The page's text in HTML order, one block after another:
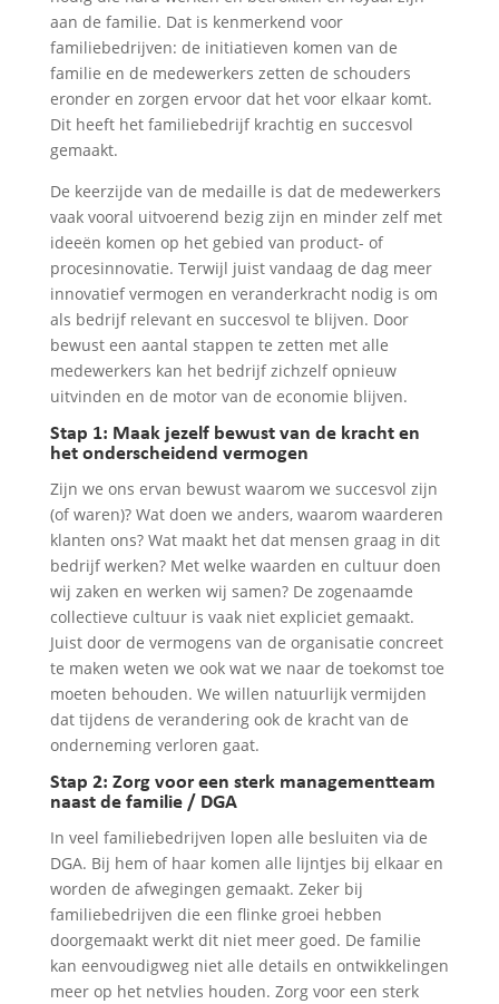
aan de familie. Dat is kenmerkend voor
familiebedrijven: de initiatieven komen van de
familie en de medewerkers zetten de schouders
eronder en zorgen ervoor dat het voor elkaar komt.
Dit heeft het familiebedrijf krachtig en succesvol
gemaakt.
De keerzijde van de medaille is dat de medewerkers
vaak vooral uitvoerend bezig zijn en minder zelf met
ideeën komen op het gebied van product- of
procesinnovatie. Terwijl juist vandaag de dag meer
innovatief vermogen en veranderkracht nodig is om
als bedrijf relevant en succesvol te blijven. Door
bewust een aantal stappen te zetten met alle
medewerkers kan het bedrijf zichzelf opnieuw
uitvinden en de motor van de economie blijven.
Stap 1: Maak jezelf bewust van de kracht en
het onderscheidend vermogen
Zijn we ons ervan bewust waarom we succesvol zijn
(of waren)? Wat doen we anders, waarom waarderen
klanten ons? Wat maakt het dat mensen graag in dit
bedrijf werken? Met welke waarden en cultuur doen
wij zaken en werken wij samen? De zogenaamde
collectieve cultuur is vaak niet expliciet gemaakt.
Juist door de vermogens van de organisatie concreet
te maken weten we ook wat we naar de toekomst toe
moeten behouden. We willen natuurlijk vermijden
dat tijdens de verandering ook de kracht van de
onderneming verloren gaat.
Stap 2: Zorg voor een sterk managementteam
naast de familie / DGA
In veel familiebedrijven lopen alle besluiten via de
DGA. Bij hem of haar komen alle lijntjes bij elkaar en
worden de afwegingen gemaakt. Zeker bij
familiebedrijven die een flinke groei hebben
doorgemaakt werkt dit niet meer goed. De familie
kan eenvoudigweg niet alle details en ontwikkelingen
meer op het netvlies houden. Zorg voor een sterk